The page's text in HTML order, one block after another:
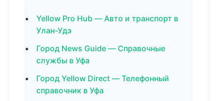
Yellow Pro Hub — Авто и транспорт в
Улан-Удэ
Город News Guide — Справочные
службы в Уфа
Город Yellow Direct — Телефонный
справочник в Уфа